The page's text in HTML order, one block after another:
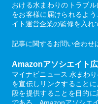
おける水まわりのトラブ
をお客様に届けられるよ
イト運営企業の監修を入れ
記事に関するお問い合わせ
Amazonアソシエイト
マイナビニュース 水まわ
を宣伝しリンクすること
段を提供することを目的